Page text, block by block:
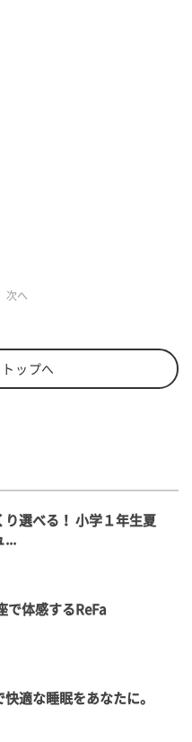
次へ
ップへ
選べる！ 小学１年生夏
...
で体感するReFa
適な睡眠をあなたに。